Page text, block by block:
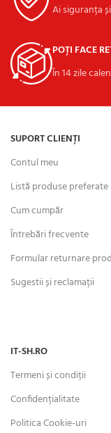
Ai siguranța
POȚI FACE
În 14 zile
SUPORT CLIENȚI
Contul meu
Listă produse preferate
Cum cumpăr
Întrebări frecvente
Formular returnare
Sugestii și reclamații
IT-SH.RO
Termeni și condiții
Confidențialitate
Politica Cookie-uri